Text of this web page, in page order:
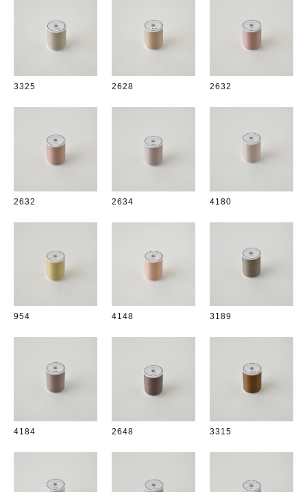
3325 2628 2632
2632 2634 4180
954 4148 3189
4184 2648 3315